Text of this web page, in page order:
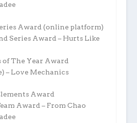
Award (online platform)
Series Award – Hurts Like
of The Year Award
– Love Mechanics
Award
Award – From Chao